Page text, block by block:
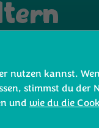
nutzen kannst.
stimmst du der
und wie du die